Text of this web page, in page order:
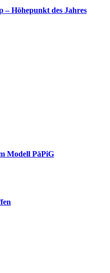
– Höhepunkt des Jahres
Modell PäPiG